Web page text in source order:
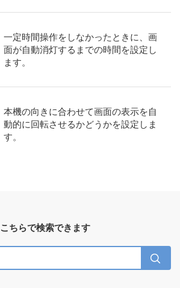
一定時間操作をしなかったときに、画
面が自動消灯するまでの時間を設定し
ます。
本機の向きに合わせて画面の表示を自
動的に回転させるかどうかを設定しま
す。
こちらで検索できます